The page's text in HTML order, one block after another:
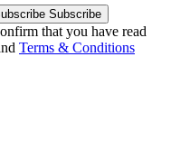
Subscribe
that you have read
Terms & Conditions